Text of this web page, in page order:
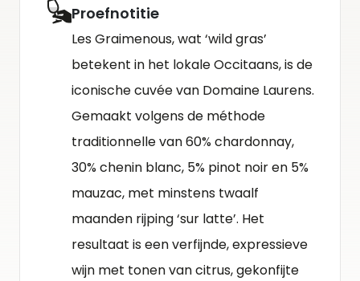
Proefnotitie
Les Graimenous, wat ‘wild gras’
betekent in het lokale Occitaans, is de
iconische cuvée van Domaine Laurens.
Gemaakt volgens de méthode
traditionnelle van 60% chardonnay,
30% chenin blanc, 5% pinot noir en 5%
mauzac, met minstens twaalf
maanden rijping ‘sur latte’. Het
resultaat is een verfijnde, expressieve
wijn met tonen van citrus, gekonfijte